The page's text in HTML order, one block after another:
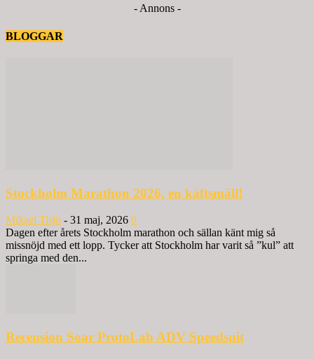
- Annons -
BLOGGAR
Stockholm Marathon 2026, en käftsmäll!
Mikael Tisjö - 31 maj, 2026 0
Dagen efter årets Stockholm marathon och sällan känt mig så
missnöjd med ett lopp. Tycker att Stockholm har varit så ”kul” att
springa med den...
Recension Soar ProtoLab ADV Speedsuit